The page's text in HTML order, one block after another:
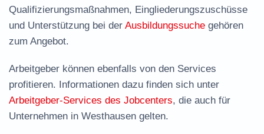
Qualifizierungsmaßnahmen, Eingliederungszuschüsse
und Unterstützung bei der Ausbildungssuche gehören
zum Angebot.
Arbeitgeber können ebenfalls von den Services
profitieren. Informationen dazu finden sich unter
Arbeitgeber-Services des Jobcenters, die auch für
Unternehmen in Westhausen gelten.